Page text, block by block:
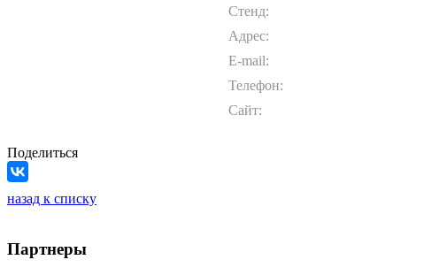
Стенд:
Адрес:
E-mail:
Телефон:
Сайт:
Поделиться
назад к списку
Партнеры